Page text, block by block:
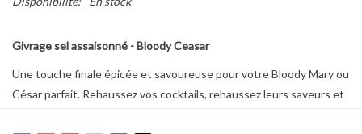
Givrage sel assaisonné - Bloody Ceasar
Une touche finale épicée et savoureuse pour votre Bloody Mary ou
César parfait. Rehaussez vos cocktails, rehaussez leurs saveurs et